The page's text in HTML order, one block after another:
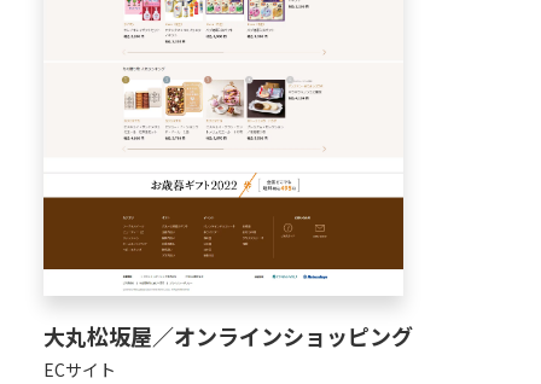
大丸松坂屋／オンラインショッピング
ECサイト